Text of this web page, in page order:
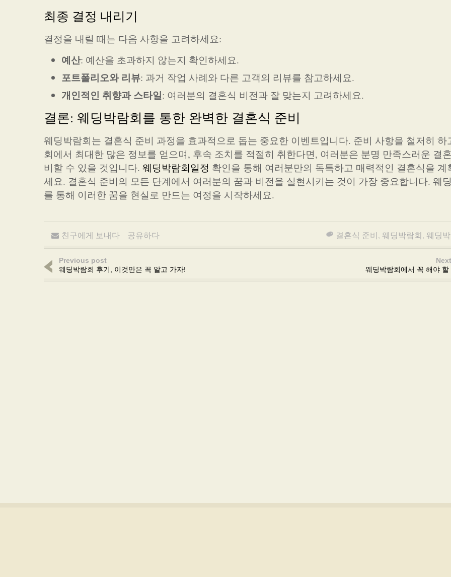
최종 결정 내리기
결정을 내릴 때는 다음 사항을 고려하세요:
예산: 예산을 초과하지 않는지 확인하세요.
포트폴리오와 리뷰: 과거 작업 사례와 다른 고객의 리뷰를 참고하세요.
개인적인 취향과 스타일: 여러분의 결혼식 비전과 잘 맞는지 고려하세요.
결론: 웨딩박람회를 통한 완벽한 결혼식 준비
웨딩박람회는 결혼식 준비 과정을 효과적으로 돕는 중요한 이벤트입니다. 준비 사항을 철저히 하
회에서 최대한 많은 정보를 얻으며, 후속 조치를 적절히 취한다면, 여러분은 분명 만족스러운 결
비할 수 있을 것입니다. 웨딩박람회일정 확인을 통해 여러분만의 독특하고 매력적인 결혼식을 계
세요. 결혼식 준비의 모든 단계에서 여러분의 꿈과 비전을 실현시키는 것이 가장 중요합니다. 웨
를 통해 이러한 꿈을 현실로 만드는 여정을 시작하세요.
친구에게 보내다 공유하다 결혼식 준비, 웨딩박람회, 웨딩
Previous post
웨딩박람회 후기, 이것만은 꼭 알고 가자!
웨딩박람회에서 꼭 해야 할